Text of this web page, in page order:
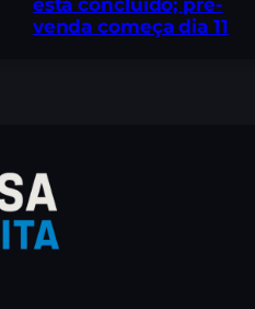
está concluído; pré-
venda começa dia 11